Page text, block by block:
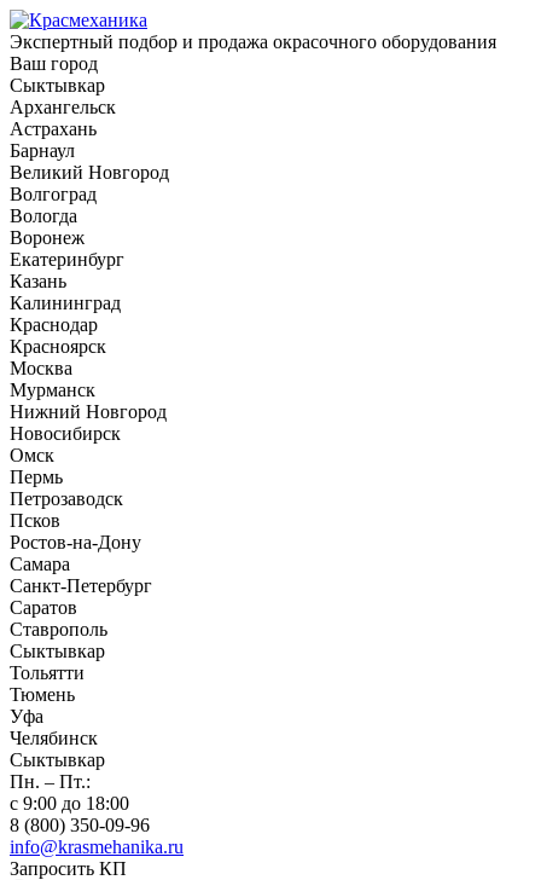
Экспертный подбор и продажа окрасочного оборудования
Ваш город
Сыктывкар
Архангельск
Астрахань
Барнаул
Великий Новгород
Волгоград
Вологда
Воронеж
Екатеринбург
Казань
Калининград
Краснодар
Красноярск
Москва
Мурманск
Нижний Новгород
Новосибирск
Омск
Пермь
Петрозаводск
Псков
Ростов-на-Дону
Самара
Санкт-Петербург
Саратов
Ставрополь
Сыктывкар
Тольятти
Тюмень
Уфа
Челябинск
Сыктывкар
Пн. – Пт.:
с 9:00 до 18:00
8 (800) 350-09-96
info@krasmehanika.ru
Запросить КП